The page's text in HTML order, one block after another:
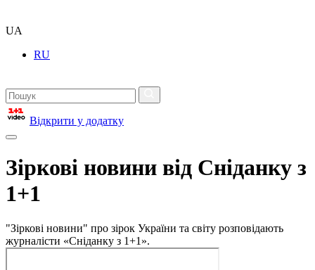
UA
RU
Відкрити у додатку
Зіркові новини від Сніданку з
1+1
"Зіркові новини" про зірок України та світу розповідають
журналісти «Сніданку з 1+1».